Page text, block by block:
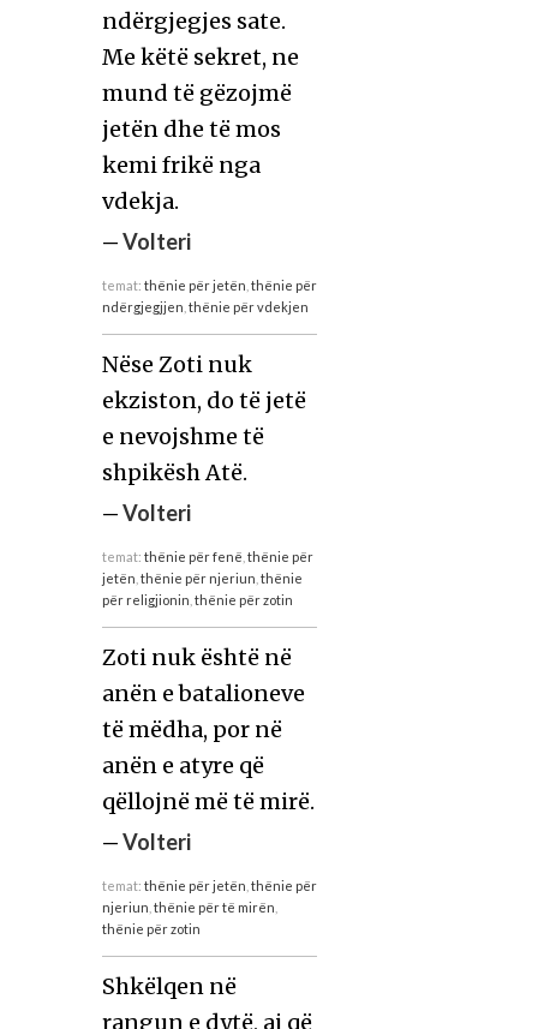
ndërgjegjes sate.
Me këtë sekret, ne
mund të gëzojmë
jetën dhe të mos
kemi frikë nga
vdekja.
—Volteri
temat: thënie për jetën thënie për
ndërgjegjjen thënie për vdekjen
Nëse Zoti nuk
ekziston, do të jetë
e nevojshme të
shpikësh Atë.
—Volteri
temat: thënie për fenë thënie për
jetën thënie për njeriun thënie
për religjionin thënie për zotin
Zoti nuk është në
anën e batalioneve
të mëdha, por në
anën e atyre që
qëllojnë më të mirë.
—Volteri
temat: thënie për jetën thënie për
njeriun thënie për të mirën
thënie për zotin
Shkëlqen në
rangun e dytë, ai që